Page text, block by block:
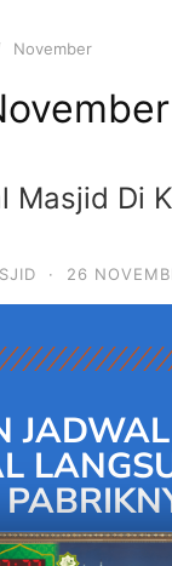
November
Masjid Di
· 26